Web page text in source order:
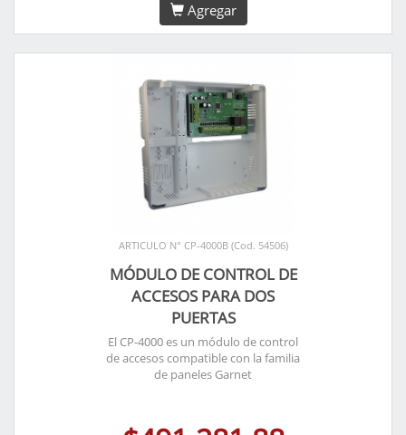
Agregar
ARTICULO N° CP-4000B (Cod. 54506)
MÓDULO DE CONTROL DE
ACCESOS PARA DOS
PUERTAS
El CP-4000 es un módulo de control
de accesos compatible con la familia
de paneles Garnet